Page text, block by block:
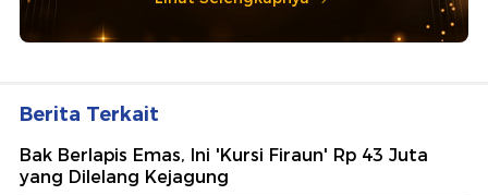
Berita Terkait
Bak Berlapis Emas, Ini 'Kursi Firaun' Rp 43 Juta
yang Dilelang Kejagung